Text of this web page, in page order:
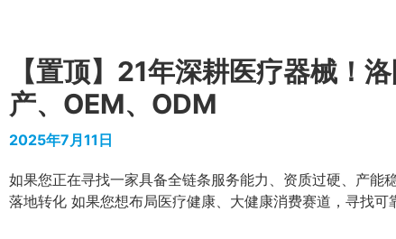
【置顶】21年深耕医疗器械！
产、OEM、ODM
2025年7月11日
如果您正在寻找一家具备全链条服务能力、资质过硬、产
落地转化 如果您想布局医疗健康、大健康消费赛道，寻找